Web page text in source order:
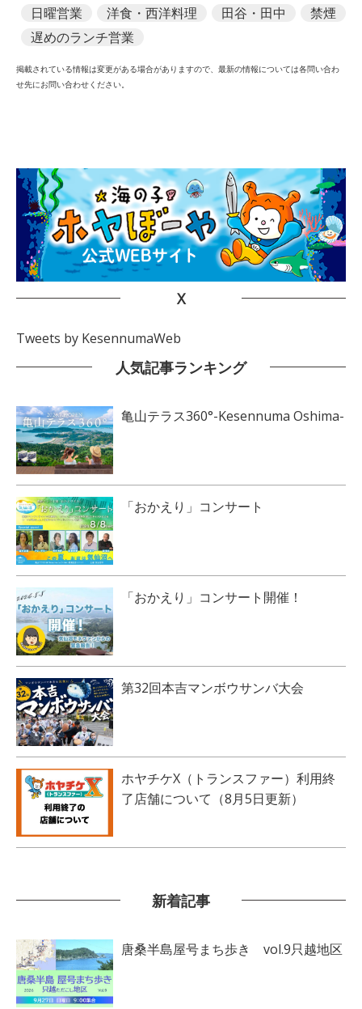
日曜営業 洋食・西洋料理 田谷・田中
禁煙
遅めのランチ営業
掲載されている情報は変更がある場合がありますので、 最新の情報については各問い合わ
せ先にお問い合わせください。
X
Tweets by KesennumaWeb
人気記事ランキング
亀山テラス360°-Kesennuma Oshima-
「おかえり」コンサート
「おかえり」コンサート開催！
第32回本吉マンボウサンバ大会
ホヤチケX（トランスファー）利用終
了店舗について（8月5日更新）
新着記事
唐桑半島屋号まち歩き vol.9只越地区